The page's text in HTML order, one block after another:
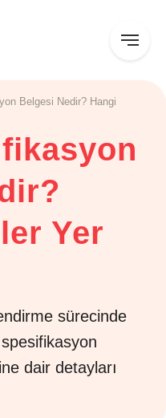
Belgesi Nedir? Hangi
Yer
sürecinde
dair detayları